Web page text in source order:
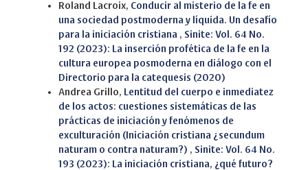
Roland Lacroix, Conducir al misterio de la fe en
una sociedad postmoderna y líquida. Un desafío
para la iniciación cristiana , Sinite: Vol. 64 No.
192 (2023): La inserción profética de la fe en la
cultura europea posmoderna en diálogo con el
Directorio para la catequesis (2020)
Andrea Grillo, Lentitud del cuerpo e inmediatez
de los actos: cuestiones sistemáticas de las
prácticas de iniciación y fenómenos de
exculturación (Iniciación cristiana ¿secundum
naturam o contra naturam?) , Sinite: Vol. 64 No.
193 (2023): La iniciación cristiana, ¿qué futuro?